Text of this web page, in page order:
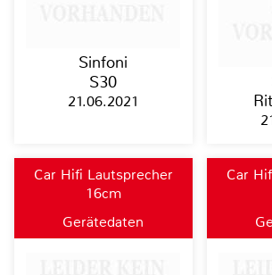
Sinfoni
S30
21.06.2021
Car Hifi Lautsprecher
16cm
Gerätedaten
Car